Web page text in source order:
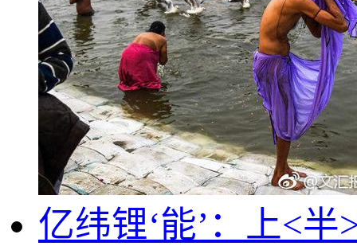
亿纬锂‘能’：上<